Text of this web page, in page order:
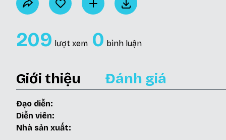
209 lượt xem 0 bình luận
Giới thiệu Đánh giá
Đạo diễn:
Diễn viên:
Nhà sản xuất: